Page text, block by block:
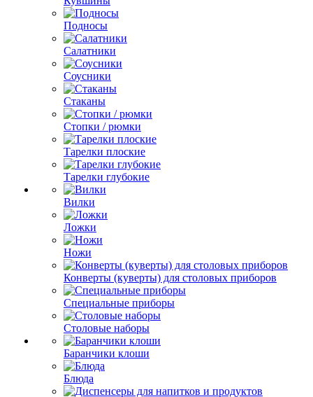
Подносы
Салатники
Соусники
Стаканы
Стопки / рюмки
Тарелки плоские
Тарелки глубокие
Вилки
Ложки
Ножи
Конверты (куверты) для столовых приборов
Специальные приборы
Столовые наборы
Баранчики клоши
Блюда